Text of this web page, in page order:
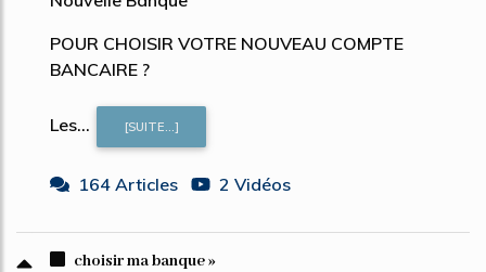
POUR CHOISIR VOTRE NOUVEAU COMPTE
BANCAIRE ?
Les... [SUITE...]
164 Articles 2 Vidéos
choisir ma banque »